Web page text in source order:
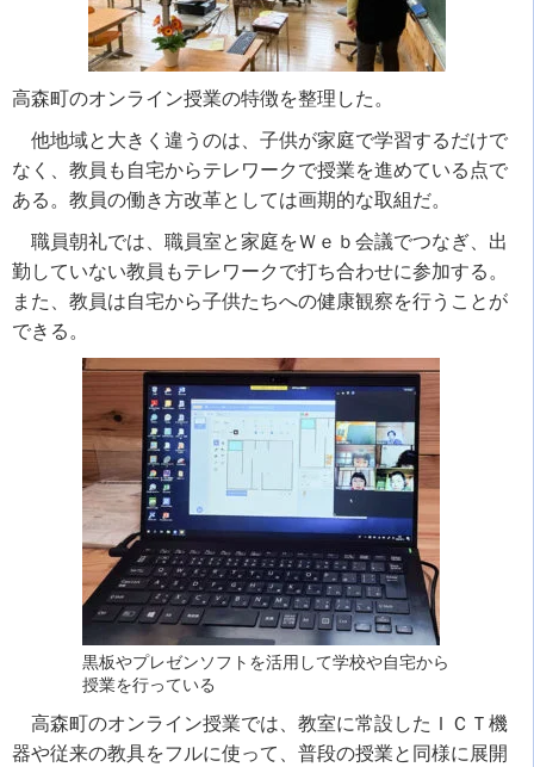
高森町のオンライン授業の特徴を整理した。
他地域と大きく違うのは、子供が家庭で学習するだけで
なく、教員も自宅からテレワークで授業を進めている点で
ある。教員の働き方改革としては画期的な取組だ。
職員朝礼では、職員室と家庭をＷｅｂ会議でつなぎ、出
勤していない教員もテレワークで打ち合わせに参加する。
また、教員は自宅から子供たちへの健康観察を行うことが
できる。
黒板やプレゼンソフトを活用して学校や自宅から
授業を行っている
高森町のオンライン授業では、教室に常設したＩＣＴ機
器や従来の教具をフルに使って、普段の授業と同様に展開